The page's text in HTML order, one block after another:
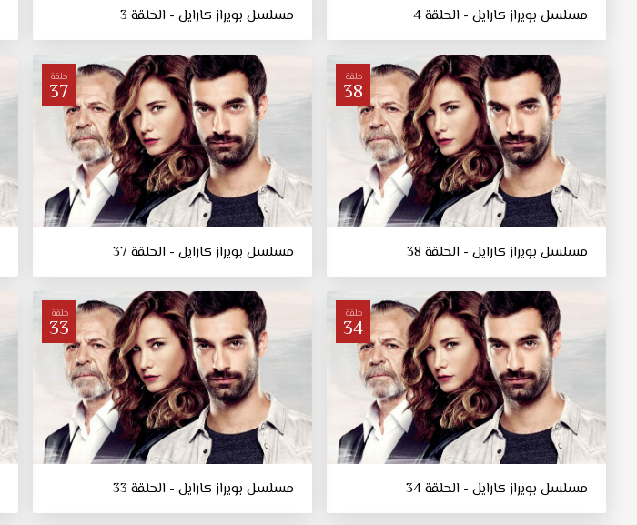
مسلسل بويراز كارايل - الحلقة 4 مسلسل بويراز كارايل - الحلقة 3
حلقة
38
مسلسل بويراز كارايل - الحلقة 38
حلقة
37
مسلسل بويراز كارايل - الحلقة 37
حلقة
34
مسلسل بويراز كارايل - الحلقة 34
حلقة
33
مسلسل بويراز كارايل - الحلقة 33